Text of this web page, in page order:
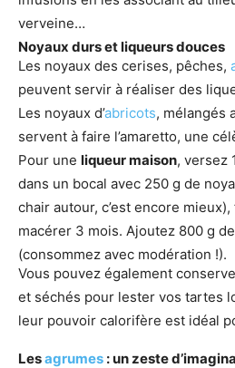
verveine…
Noyaux durs et liqueurs douces
Les noyaux des cerises, pêches,
peuvent servir à réaliser des
Les noyaux d’abricots, mélangés
servent à faire l’amaretto, une
Pour une liqueur maison, versez
dans un bocal avec 250 g de
chair autour, c’est encore
macérer 3 mois. Ajoutez 800 g
(consommez avec modération !).
Vous pouvez également
et séchés pour lester vos tartes
leur pouvoir calorifère est idéal
Lesagrumes : un zeste